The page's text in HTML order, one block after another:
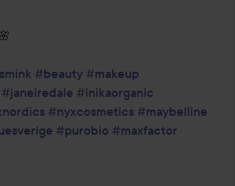
#beauty #makeup
#janeiredale #inikaorganic
#nyxcosmetics #maybelline
#purobio #maxfactor